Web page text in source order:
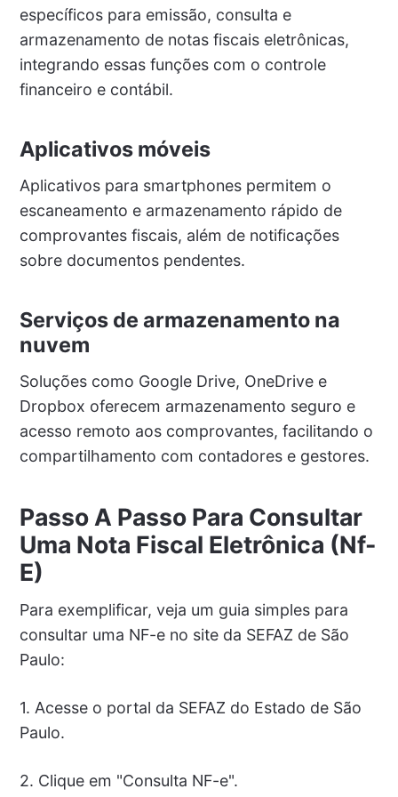
específicos para emissão, consulta e
armazenamento de notas fiscais eletrônicas,
integrando essas funções com o controle
financeiro e contábil.
Aplicativos móveis
Aplicativos para smartphones permitem o
escaneamento e armazenamento rápido de
comprovantes fiscais, além de notificações
sobre documentos pendentes.
Serviços de armazenamento na
nuvem
Soluções como Google Drive, OneDrive e
Dropbox oferecem armazenamento seguro e
acesso remoto aos comprovantes, facilitando o
compartilhamento com contadores e gestores.
Passo A Passo Para Consultar
Uma Nota Fiscal Eletrônica (Nf-
E)
Para exemplificar, veja um guia simples para
consultar uma NF-e no site da SEFAZ de São
Paulo:
1. Acesse o portal da SEFAZ do Estado de São
Paulo.
2. Clique em "Consulta NF-e".